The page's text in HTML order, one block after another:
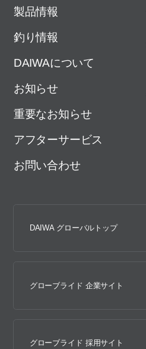
製品情報
釣り情報
DAIWAについて
お知らせ
重要なお知らせ
アフターサービス
お問い合わせ
DAIWA グローバルトップ
グローブライド 企業サイト
グローブライド 採用サイト